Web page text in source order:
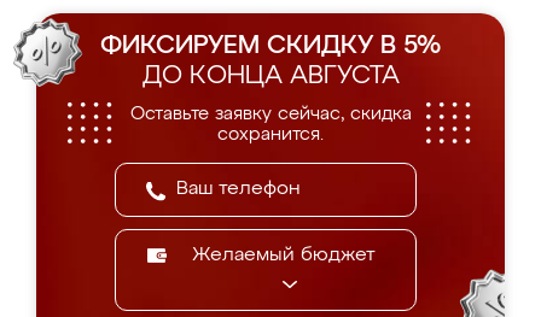
ФИКСИРУЕМ СКИДКУ В 5%
ДО КОНЦА АВГУСТА
Оставьте заявку сейчас, скидка
сохранится.
Желаемый бюджет